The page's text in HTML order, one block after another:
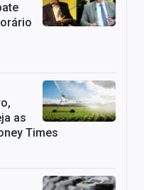
as
Times